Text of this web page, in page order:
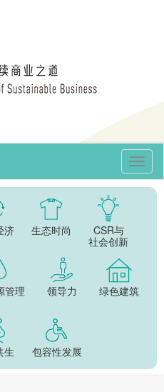
济 生态时尚
CSR与
社会创新
管理 领导力 绿色建筑
生 包容性发展